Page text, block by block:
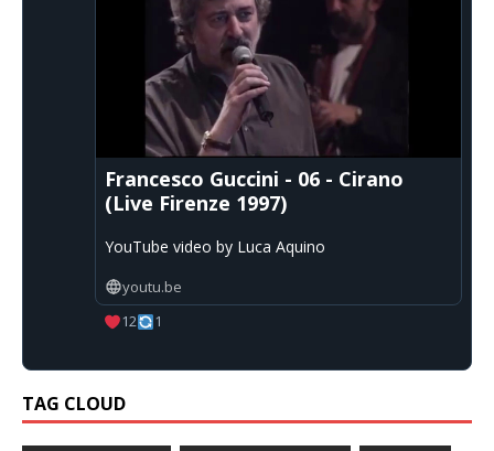
Francesco Guccini - 06 - Cirano
(Live Firenze 1997)
YouTube video by Luca Aquino
youtu.be
12
1
TAG CLOUD